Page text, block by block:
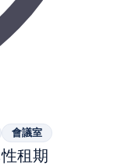
會議室
租期